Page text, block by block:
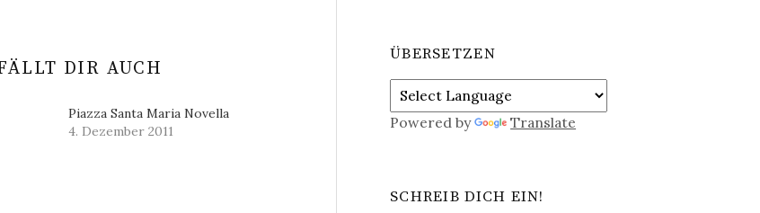
DIR AUCH
Piazza Santa Maria Novella
4. Dezember 2011
ÜBERSETZEN
Powered by Translate
SCHREIB DICH EIN!